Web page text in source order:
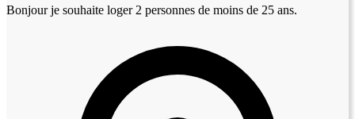
Bonjour je souhaite loger 2 personnes de moins de 25 ans.